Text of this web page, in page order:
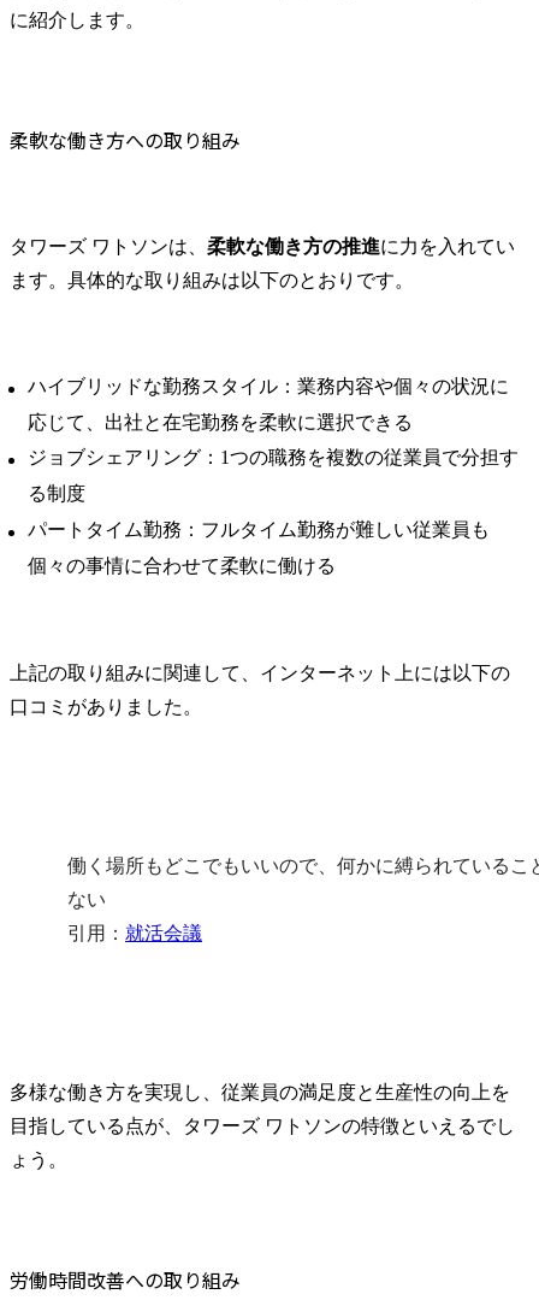
に紹介します。
柔軟な働き方への取り組み
タワーズ ワトソンは、 柔軟な働き方の推進に力を入れてい
ます。具体的な取り組みは以下のとおりです。
ハイブリッドな勤務スタイル：業務内容や個々の状況に
応じて、出社と在宅勤務を柔軟に選択できる
ジョブシェアリング：1つの職務を複数の従業員で分担す
る制度
パートタイム勤務：フルタイム勤務が難しい従業員も
個々の事情に合わせて柔軟に働ける
上記の取り組みに関連して、インターネット上には以下の
口コミがありました。
働く場所もどこでもいいので、何かに縛られているこ
ない
引用： 就活会議
多様な働き方を実現し、従業員の満足度と生産性の向上を
目指している点が、タワーズ ワトソンの特徴といえるでし
ょう。
労働時間改善への取り組み